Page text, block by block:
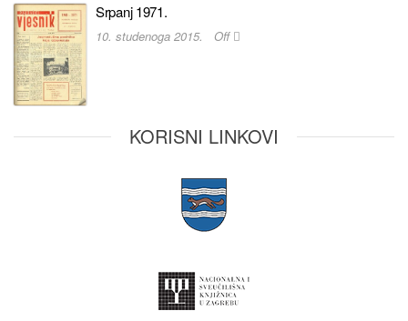
Srpanj 1971.
10. studenoga 2015. Off
KORISNI LINKOVI